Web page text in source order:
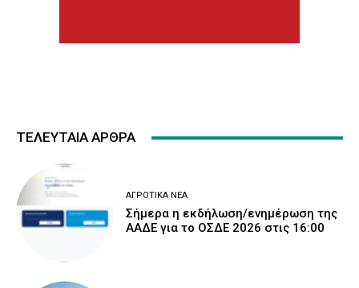
ΤΕΛΕΥΤΑΙΑ ΑΡΘΡΑ
ΑΓΡΟΤΙΚΆ ΝΈΑ
Σήμερα η εκδήλωση/ενημέρωση της
ΑΑΔΕ για το ΟΣΔΕ 2026 στις 16:00